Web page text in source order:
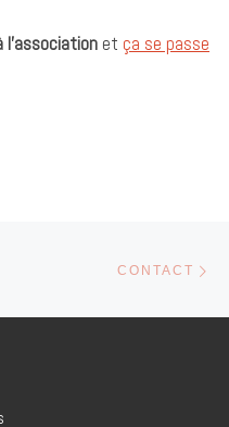
l’association et ça se passe
CONTACT